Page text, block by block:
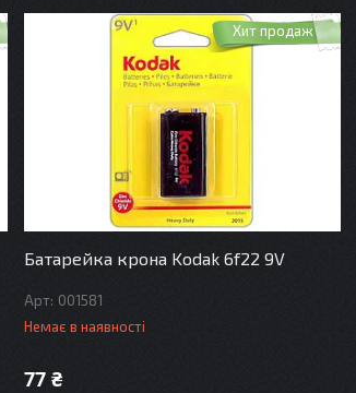
Хит продаж
Батарейка крона Kodak 6f22 9V
001581
Немає в наявності
77 ₴